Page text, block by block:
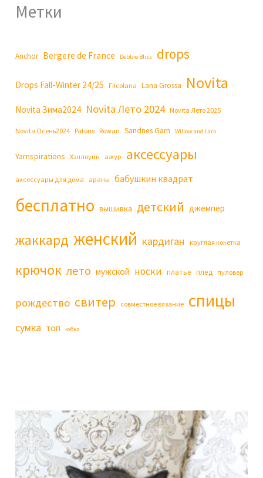
Метки
Anchor Bergere de France Debbie Bliss drops
Drops Fall-Winter 24/25 Filcolana Lana Grossa Novita
Novita Зима2024 Novita Лето 2024 Novita Лето 2025
Novita Осень2024 Patons Rowan Sandnes Garn Willow and Lark
Yarnspirations Хэллоуин ажур аксессуары
аксессуары для дома араны бабушкин квадрат
бесплатно вышивка детский джемпер
жаккард женский кардиган круглая кокетка
крючок лето мужской носки платье плед пуловер
рождество свитер совместное вязание спицы
сумка топ юбка